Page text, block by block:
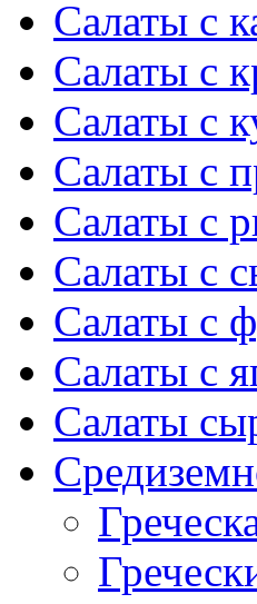
Салаты с
Салаты с
Салаты с
Салаты с
Салаты с
Салаты с
Салаты с
Салаты с
Салаты